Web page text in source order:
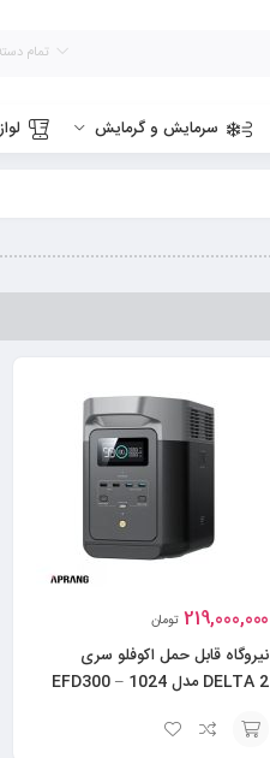
تمام
سرمایش و گرمایش
219,000,000 تومان
نیروگاه قابل حمل اکوفلو سری
DELTA 2 مدل EFD300 – 1024
اسپرسوساز فابریک مدل FEM 2329